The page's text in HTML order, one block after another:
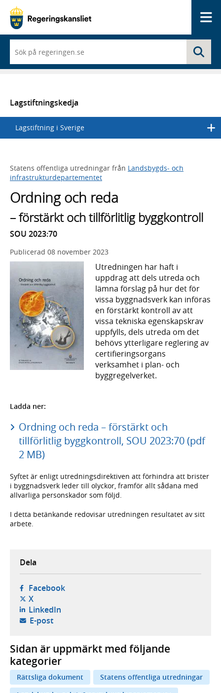
du
börjar
skriva
en
lista
med
sökförslag
Lagstiftningskedja
Lagstiftning i Sverige
Statens offentliga utredningar från Landsbygds- och
infrastrukturdepartementet
Ordning och reda
– förstärkt och tillförlitlig byggkontroll
SOU 2023:70
Publicerad 08 november 2023
Utredningen har haft i
uppdrag att dels utreda och
lämna förslag på hur det för
vissa byggnadsverk kan införas
en förstärkt kontroll av att
vissa tekniska egenskapskrav
uppfylls, dels utreda om det
behövs ytterligare reglering av
certifieringsorgans
verksamhet i plan- och
byggregelverket.
Ladda ner:
Ordning och reda – förstärkt och
tillförlitlig byggkontroll, SOU 2023:70 (pdf
2 MB)
Syftet är enligt utredningsdirektiven att förhindra att brister
i byggnadsverk leder till olyckor, framför allt sådana med
allvarliga personskador som följd.
I detta betänkande redovisar utredningen resultatet av sitt
arbete.
Dela
Facebook- öppnas i ny flik, extern webbplats,
X- öppnas i ny flik, extern webbplats,
LinkedIn- öppnas i ny flik, extern webbplats,
E-post- öppnar din e-postklient,
Sidan är uppmärkt med följande
kategorier
Rättsliga dokument
Statens offentliga utredningar